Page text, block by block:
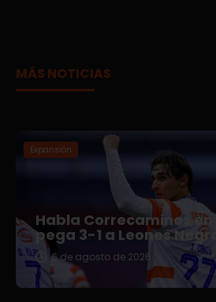
MÁS NOTICIAS
Expansión
Habla Correcaminos
pega 3-1 a Leones
6 de agosto de 2026